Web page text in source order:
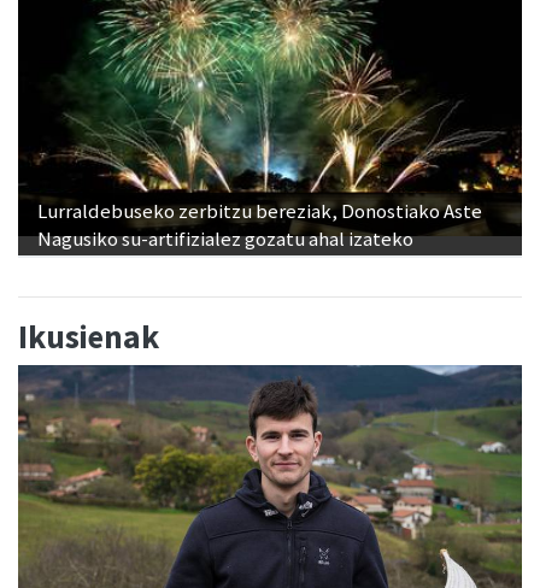
Lurraldebuseko zerbitzu bereziak, Donostiako Aste
Nagusiko su-artifizialez gozatu ahal izateko
Ikusienak